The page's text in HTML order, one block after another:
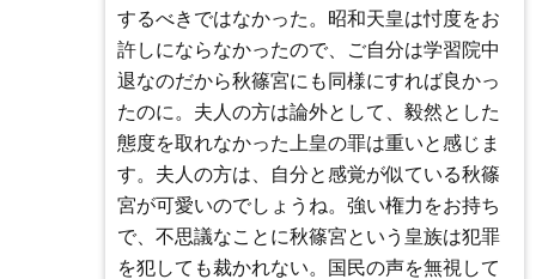
するべきではなかった。昭和天皇は忖度をお
許しにならなかったので、ご自分は学習院中
退なのだから秋篠宮にも同様にすれば良かっ
たのに。夫人の方は論外として、毅然とした
態度を取れなかった上皇の罪は重いと感じま
す。夫人の方は、自分と感覚が似ている秋篠
宮が可愛いのでしょうね。強い権力をお持ち
で、不思議なことに秋篠宮という皇族は犯罪
を犯しても裁かれない。国民の声を無視して